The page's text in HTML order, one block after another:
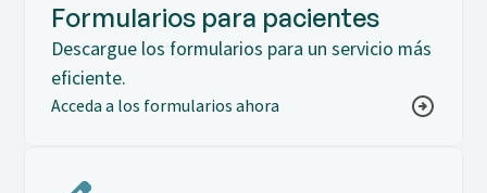
Formularios para pacientes
Descargue los formularios para un servicio más
eficiente.
Acceda a los formularios ahora